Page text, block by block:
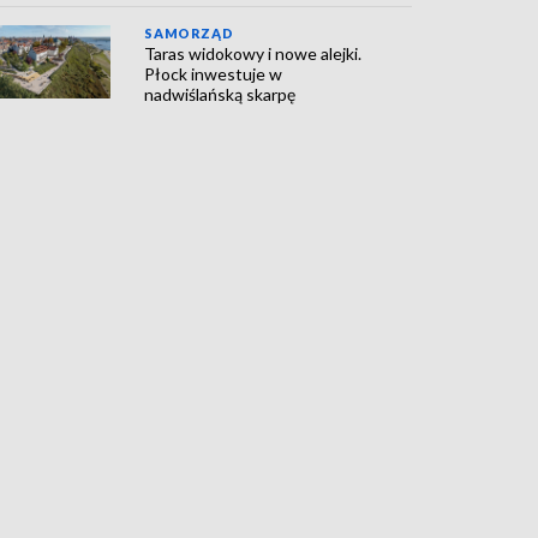
SAMORZĄD
Taras widokowy i nowe alejki.
Płock inwestuje w
nadwiślańską skarpę